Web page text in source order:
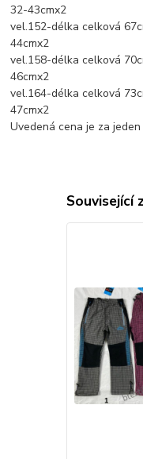
32-43cmx2
vel.152-délka celková
44cmx2
vel.158-délka celková
46cmx2
vel.164-délka celková
47cmx2
Uvedená cena je za jeden
Související